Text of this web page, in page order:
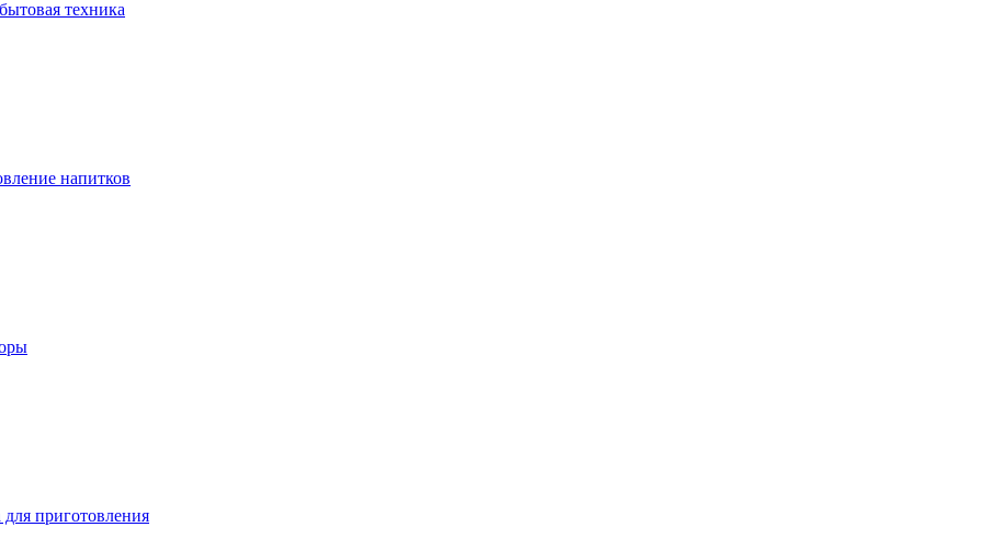
техника
напитков
для приготовления